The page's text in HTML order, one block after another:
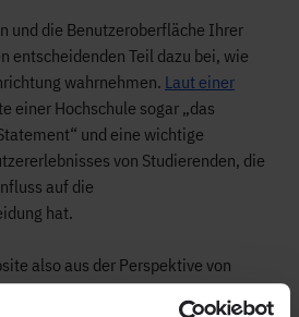
und die Benutzeroberfläche Ihrer
entscheidenden Teil dazu bei, wie
wahrnehmen. Laut einer
einer Hochschule sogar „das
und eine wichtige
von Studierenden, die
auf die
hat.
also aus der Perspektive von
ob sie sich als